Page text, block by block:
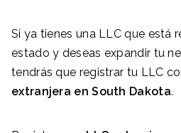
Si ya tienes una LLC que está
estado y deseas expandir tu
tendrás que registrar tu LLC
extranjera enSouth Dakota.